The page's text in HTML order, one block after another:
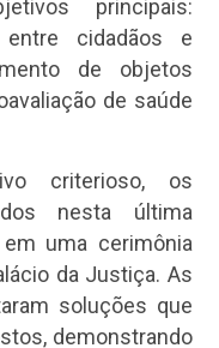
principais:
entre cidadãos e
de objetos
de saúde
criterioso, os
nesta última
uma cerimônia
da Justiça. As
soluções que
demonstrando